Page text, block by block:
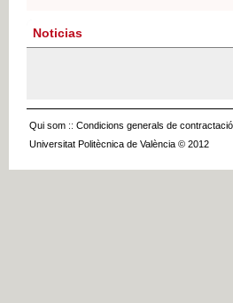
Noticias
Qui som :: Condicions generals de contractació
Universitat Politècnica de València © 2012